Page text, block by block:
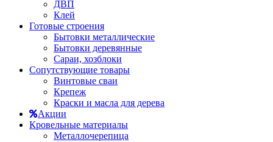
ДВП
Клей
Готовые строения
Бытовки металлические
Бытовки деревянные
Сараи, хозблоки
Сопутствующие товары
Винтовые сваи
Крепеж
Краски и масла для дерева
Акции
Кровельные материалы
Металлочерепица